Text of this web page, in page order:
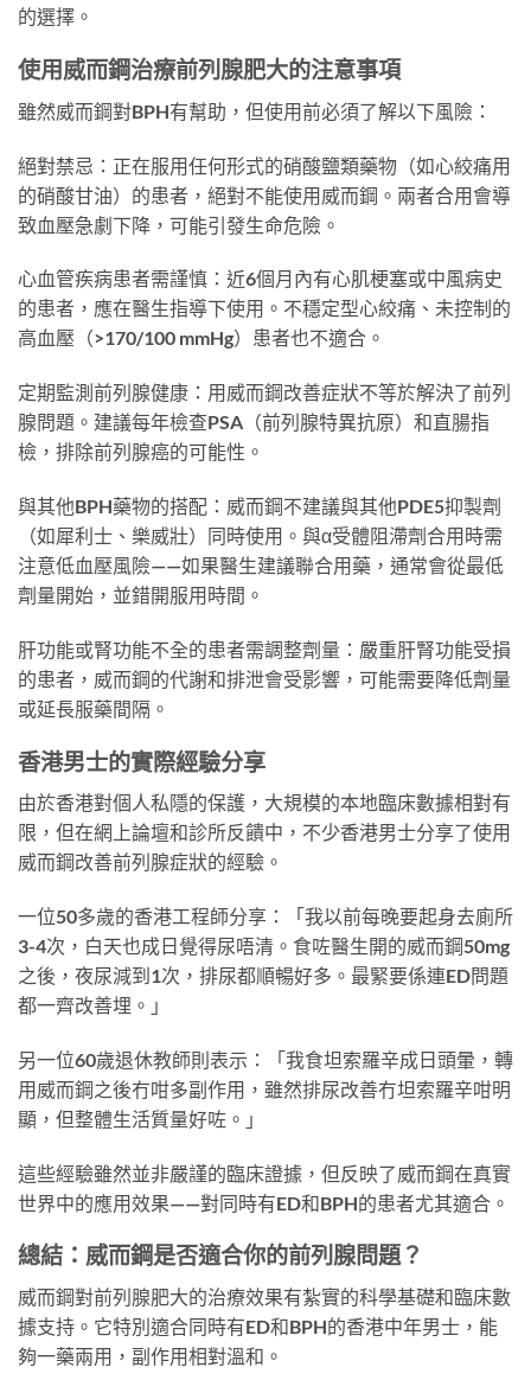
的選擇。
使用威而鋼治療前列腺肥大的注意事項
雖然威而鋼對BPH有幫助，但使用前必須了解以下風險：
絕對禁忌：正在服用任何形式的硝酸鹽類藥物（如心絞痛用
的硝酸甘油）的患者，絕對不能使用威而鋼。兩者合用會導
致血壓急劇下降，可能引發生命危險。
心血管疾病患者需謹慎：近6個月內有心肌梗塞或中風病史
的患者，應在醫生指導下使用。不穩定型心絞痛、未控制的
高血壓（>170/100 mmHg）患者也不適合。
定期監測前列腺健康：用威而鋼改善症狀不等於解決了前列
腺問題。建議每年檢查PSA（前列腺特異抗原）和直腸指
檢，排除前列腺癌的可能性。
與其他BPH藥物的搭配：威而鋼不建議與其他PDE5抑製劑
（如犀利士、樂威壯）同時使用。與α受體阻滯劑合用時需
注意低血壓風險——如果醫生建議聯合用藥，通常會從最低
劑量開始，並錯開服用時間。
肝功能或腎功能不全的患者需調整劑量：嚴重肝腎功能受損
的患者，威而鋼的代謝和排泄會受影響，可能需要降低劑量
或延長服藥間隔。
香港男士的實際經驗分享
由於香港對個人私隱的保護，大規模的本地臨床數據相對有
限，但在網上論壇和診所反饋中，不少香港男士分享了使用
威而鋼改善前列腺症狀的經驗。
一位50多歲的香港工程師分享：「我以前每晚要起身去廁所
3-4次，白天也成日覺得尿唔清。食咗醫生開的威而鋼50mg
之後，夜尿減到1次，排尿都順暢好多。最緊要係連ED問題
都一齊改善埋。」
另一位60歲退休教師則表示：「我食坦索羅辛成日頭暈，轉
用威而鋼之後冇咁多副作用，雖然排尿改善冇坦索羅辛咁明
顯，但整體生活質量好咗。」
這些經驗雖然並非嚴謹的臨床證據，但反映了威而鋼在真實
世界中的應用效果——對同時有ED和BPH的患者尤其適合。
總結：威而鋼是否適合你的前列腺問題？
威而鋼對前列腺肥大的治療效果有紮實的科學基礎和臨床數
據支持。它特別適合同時有ED和BPH的香港中年男士，能
夠一藥兩用，副作用相對溫和。